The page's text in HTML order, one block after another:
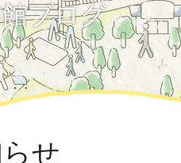
ブログ
せ